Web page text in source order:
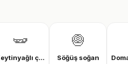
🫛
Zeytinyağlı çalı fasulyesi
🧅
Söğüş soğan